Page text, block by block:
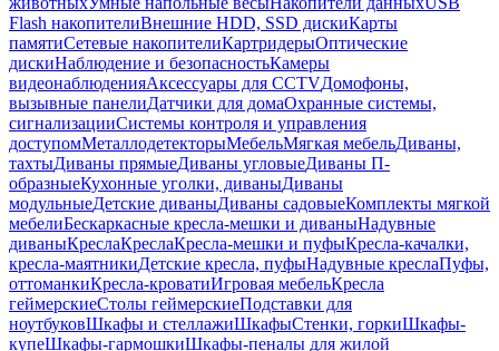
Flash накопителиВнешние HDD, SSD дискиКарты
памятиСетевые накопителиКартридерыОптические
дискиНаблюдение и безопасностьКамеры
видеонаблюденияАксессуары для CCTVДомофоны,
вызывные панелиДатчики для домаОхранные системы,
сигнализацииСистемы контроля и управления
доступомМеталлодетекторыМебельМягкая мебельДиваны,
тахтыДиваны прямыеДиваны угловыеДиваны П-
образныеКухонные уголки, диваныДиваны
модульныеДетские диваныДиваны садовыеКомплекты мягкой
мебелиБескаркасные кресла-мешки и диваныНадувные
диваныКреслаКреслаКресла-мешки и пуфыКресла-качалки,
кресла-маятникиДетские кресла, пуфыНадувные креслаПуфы,
оттоманкиКресла-кроватиИгровая мебельКресла
геймерскиеСтолы геймерскиеПодставки для
ноутбуковШкафы и стеллажиШкафыСтенки, горкиШкафы-
купеШкафы-гармошкиШкафы-пеналы для жилой